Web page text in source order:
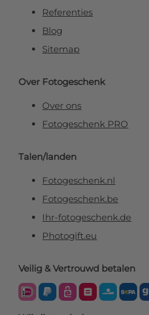
Referenties
Blog
Sitemap
Over Fotogeschenk
Over ons
Fotogeschenk PRO
Talen/landen
Fotogeschenk.nl
Fotogeschenk.be
Ihr-fotogeschenk.de
Photogift.eu
Veilig & Vertrouwd betalen